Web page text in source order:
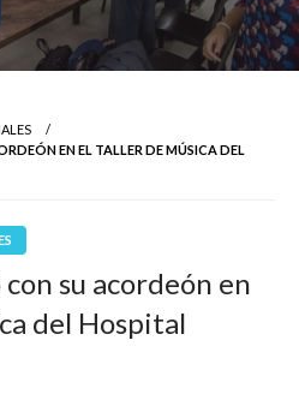
EN EL TALLER DE MÚSICA DEL
su acordeón en
del Hospital